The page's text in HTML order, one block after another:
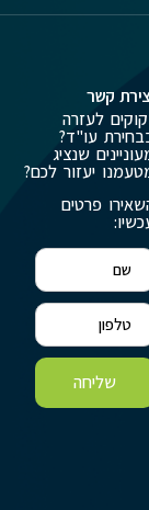
קשר
לעזרה
עו"ד?
שנציג
יעזור לכם?
פרטים
שליחה